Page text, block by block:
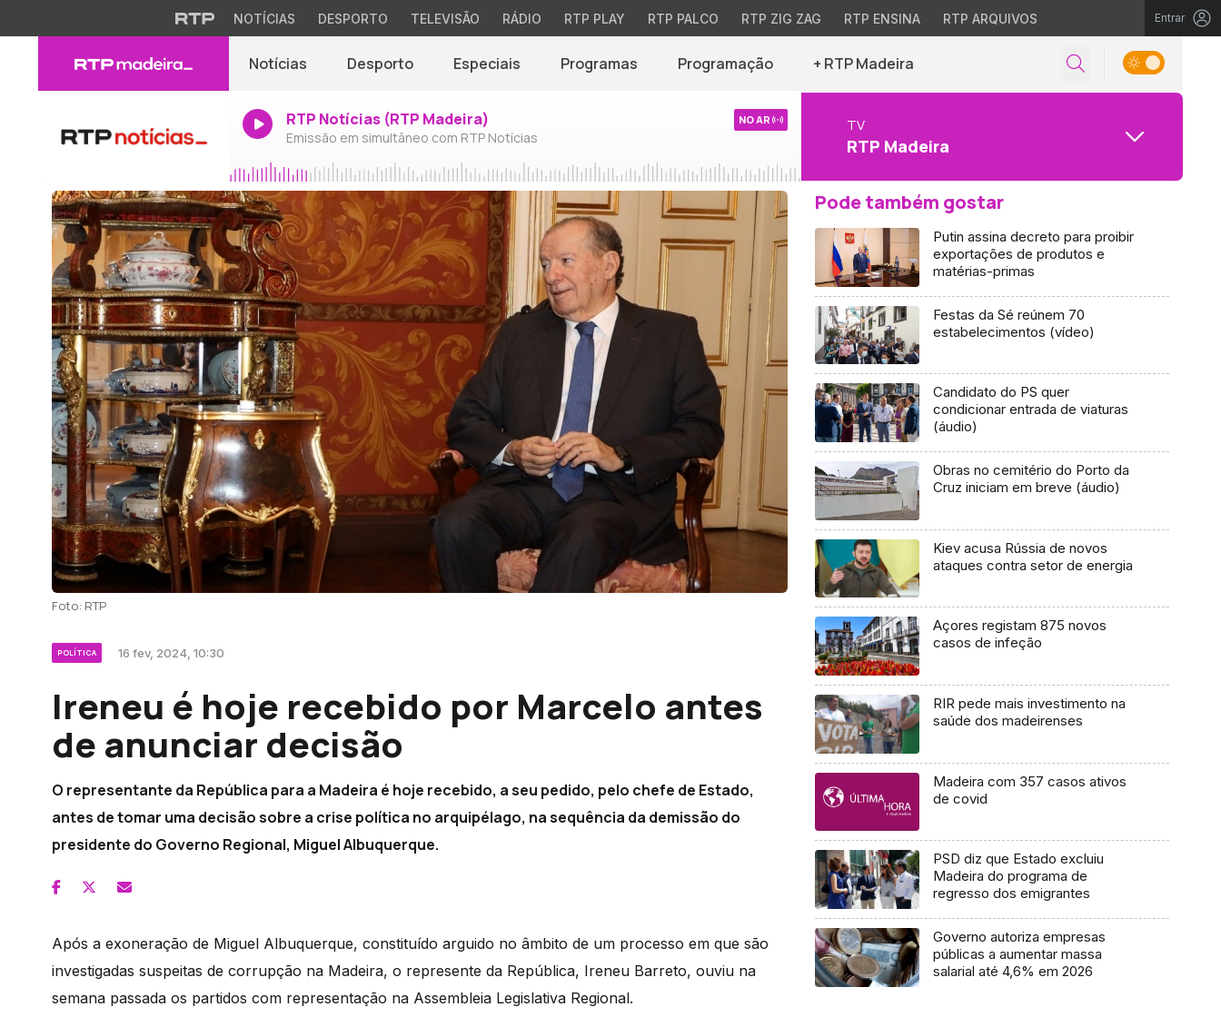
NOTÍCIAS DESPORTO TELEVISÃO RÁDIO RTP PLAY RTP PALCO RTP ZIG ZAG RTP ENSINA RTP ARQUIVOS Entrar
Notícias Desporto Especiais Programas Programação + RTP Madeira
RTP Notícias (RTP Madeira)
Emissão em simultâneo com RTP Notícias
NO AR TV
RTP Madeira
Foto: RTP
POLÍTICA 16 fev, 2024, 10:30
Ireneu é hoje recebido por Marcelo antes
de anunciar decisão
O representante da República para a Madeira é hoje recebido, a seu pedido, pelo chefe de Estado,
antes de tomar uma decisão sobre a crise política no arquipélago, na sequência da demissão do
presidente do Governo Regional, Miguel Albuquerque.
Após a exoneração de Miguel Albuquerque, constituído arguido no âmbito de um processo em que são
investigadas suspeitas de corrupção na Madeira, o represente da República, Ireneu Barreto, ouviu na
semana passada os partidos com representação na Assembleia Legislativa Regional.
Pode também gostar
Putin assina decreto para proibir
exportações de produtos e
matérias-primas
Festas da Sé reúnem 70
estabelecimentos (vídeo)
Candidato do PS quer
condicionar entrada de viaturas
(áudio)
Obras no cemitério do Porto da
Cruz iniciam em breve (áudio)
Kiev acusa Rússia de novos
ataques contra setor de energia
Açores registam 875 novos
casos de infeção
RIR pede mais investimento na
saúde dos madeirenses
Madeira com 357 casos ativos
de covid
PSD diz que Estado excluiu
Madeira do programa de
regresso dos emigrantes
Governo autoriza empresas
públicas a aumentar massa
salarial até 4,6% em 2026